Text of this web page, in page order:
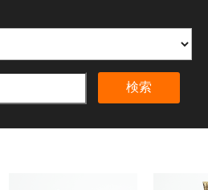
検索